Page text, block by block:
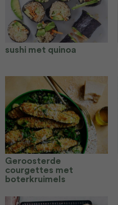
sushi met quinoa
Geroosterde
courgettes met
boterkruimels